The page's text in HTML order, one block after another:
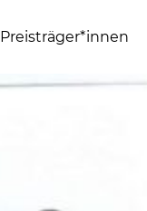
Preisträger*innen